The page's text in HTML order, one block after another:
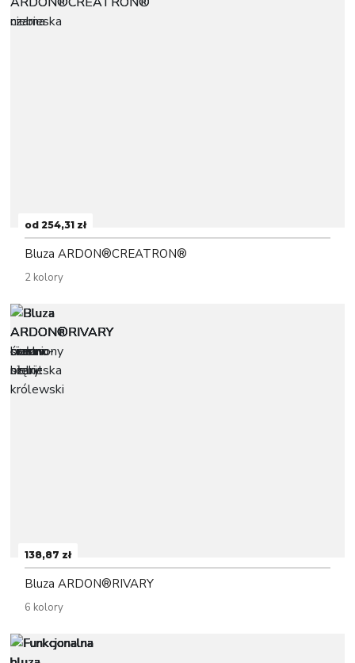
od 254,31 zł
Bluza ARDON®CREATRON®
2 kolory
138,87 zł
Bluza ARDON®RIVARY
6 kolory